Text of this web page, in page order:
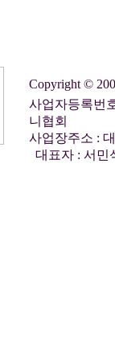
Copyright ©
사업자등록번
니협회
사업장주소 :
대표자 : 서민